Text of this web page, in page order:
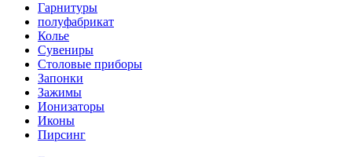
Гарнитуры
полуфабрикат
Колье
Сувениры
Столовые приборы
Запонки
Зажимы
Ионизаторы
Иконы
Пирсинг